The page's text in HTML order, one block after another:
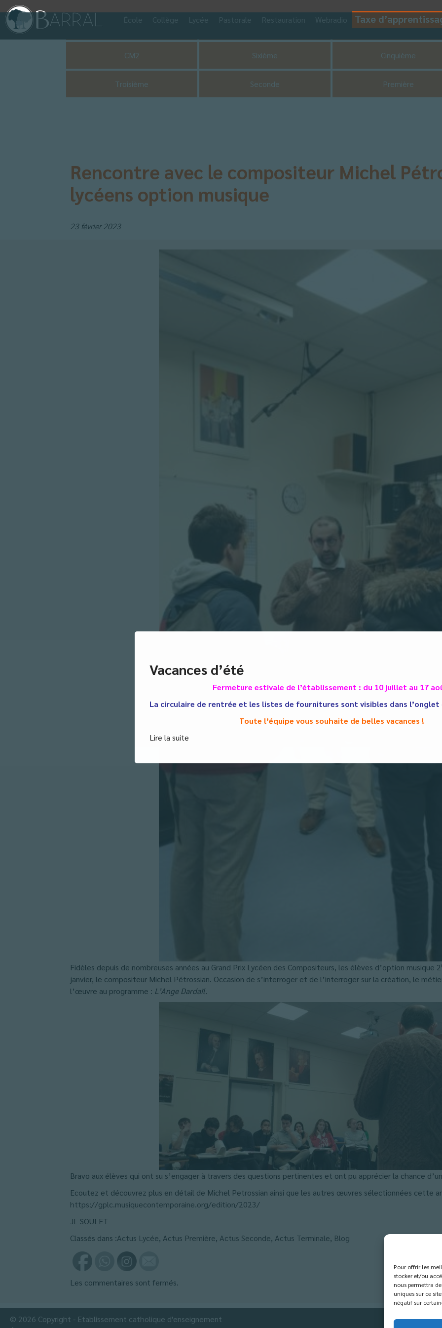
Pour offrir les
stocker et/ou
nous permettra
uniques sur ce
négatif sur
Vacances d’été
Fermeture estivale de l’établissement : du 10 juillet au 17
La circulaire de rentrée et les listes de fournitures sont visibles dans
Toute l’équipe vous souhaite de belles vacances !
Lire la suite
Taxe
UNSS
CM2 Sixième Cinquième
Troisième Seconde Première
Rencontre avec le compositeur Michel
lycéens option musique
23 février 2023
Fidèles depuis de nombreuses années au Grand Prix Lycéen des Compositeurs, les élèves d’option musique 2
janvier, le compositeur Michel Pétrossian. Occasion de s’interroger et de l’interroger sur la création, le
l’œuvre au programme : L’Ange Dardaïl.
Bravo aux élèves qui ont su s’engager à travers des questions pertinentes et ont pu apprécier la chance
Ecoutez et découvrez plus en détail de Michel Petrossian ainsi que les autres œuvres sélectionnées cette
https://gplc.musiquecontemporaine.org/edition/2023/
JL SOULET
Classés dans :Actus Lycée, Actus Première, Actus Seconde, Actus Terminale, Blog
Les commentaires sont fermés.
© 2026 Copyright - Etablissement catholique d'enseignement